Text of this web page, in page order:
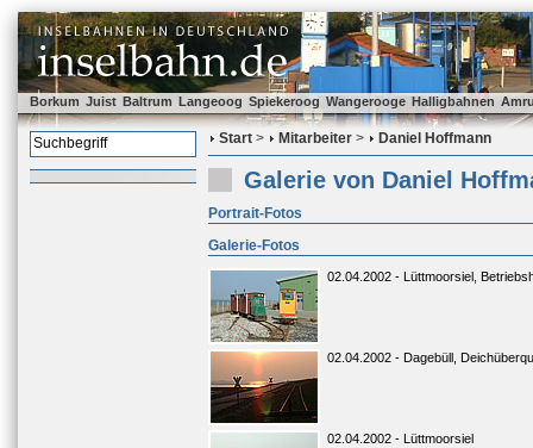
Borkum Juist Baltrum Langeoog Spiekeroog Wangerooge Halligbahnen
Start > Mitarbeiter > Daniel Hoffmann
Galerie von Daniel
Portrait-Fotos
Galerie-Fotos
02.04.2002 - Lüttmoorsiel,
02.04.2002 - Dagebüll,
02.04.2002 - Lüttmoorsiel